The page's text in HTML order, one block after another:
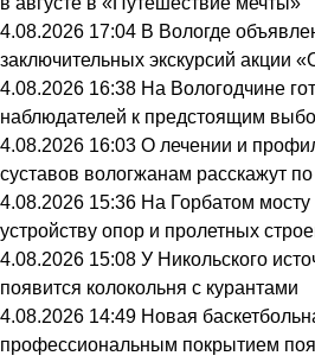
4.08.2026 17:04 В Вологде
заключительных экскурсий акции
4.08.2026 16:38 На Вологодчине
наблюдателей к предстоящим
4.08.2026 16:03 О лечении и
суставов вологжанам расскажут
4.08.2026 15:36 На Горбатом мосту
устройству опор и пролетных
4.08.2026 15:08 У Никольского
появится колокольня с курантами
4.08.2026 14:49 Новая
профессиональным покрытием